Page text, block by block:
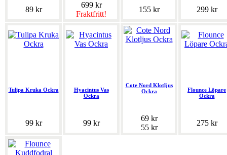
89 kr
699 kr
Fraktfritt!
155 kr 299 kr
Tulipa Kruka Ockra
99 kr
Hyacintus Vas
Ockra
99 kr
Cote Nord Klotljus
Ockra
69 kr
55 kr
Flounce Löpare
Ockra
275 kr